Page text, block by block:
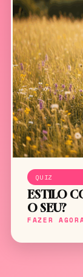
QUIZ
ESTILO
O SEU?
FAZER